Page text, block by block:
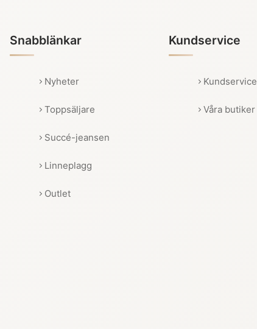
Snabblänkar
Nyheter
Toppsäljare
Succé-jeansen
Linneplagg
Outlet
Kundservice
Kundservice
Våra butiker